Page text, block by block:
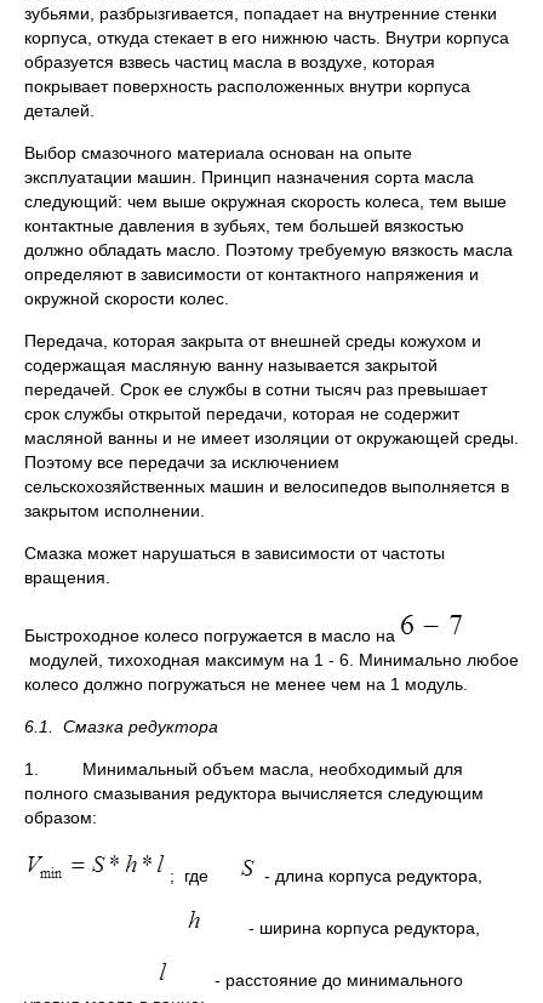
зубьями, разбрызгивается, попадает на внутренние стенки
корпуса, откуда стекает в его нижнюю часть. Внутри корпуса
образуется взвесь частиц масла в воздухе, которая
покрывает поверхность расположенных внутри корпуса
деталей.
Выбор смазочного материала основан на опыте
эксплуатации машин. Принцип назначения сорта масла
следующий: чем выше окружная скорость колеса, тем выше
контактные давления в зубьях, тем большей вязкостью
должно обладать масло. Поэтому требуемую вязкость масла
определяют в зависимости от контактного напряжения и
окружной скорости колес.
Передача, которая закрыта от внешней среды кожухом и
содержащая масляную ванну называется закрытой
передачей. Срок ее службы в сотни тысяч раз превышает
срок службы открытой передачи, которая не содержит
масляной ванны и не имеет изоляции от окружающей среды.
Поэтому все передачи за исключением
сельскохозяйственных машин и велосипедов выполняется в
закрытом исполнении.
Смазка может нарушаться в зависимости от частоты
вращения.
Быстроходное колесо погружается в масло на
модулей, тихоходная максимум на 1 - 6. Минимально любое
колесо должно погружаться не менее чем на 1 модуль.
6.1. Смазка редуктора
1. Минимальный объем масла, необходимый для
полного смазывания редуктора вычисляется следующим
образом:
; где - длина корпуса редуктора,
- ширина корпуса редуктора,
- расстояние до минимального